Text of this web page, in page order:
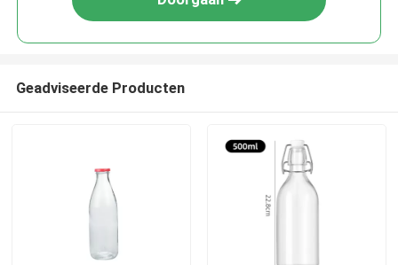
Geadviseerde Producten